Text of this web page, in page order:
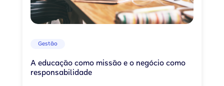
Gestão
A educação como missão e o negócio como
responsabilidade